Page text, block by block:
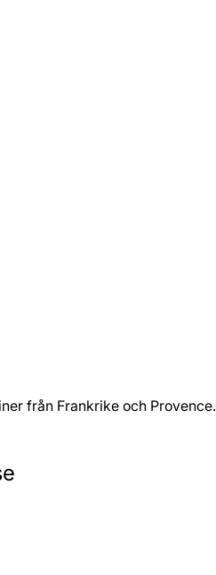
från Frankrike och Provence.